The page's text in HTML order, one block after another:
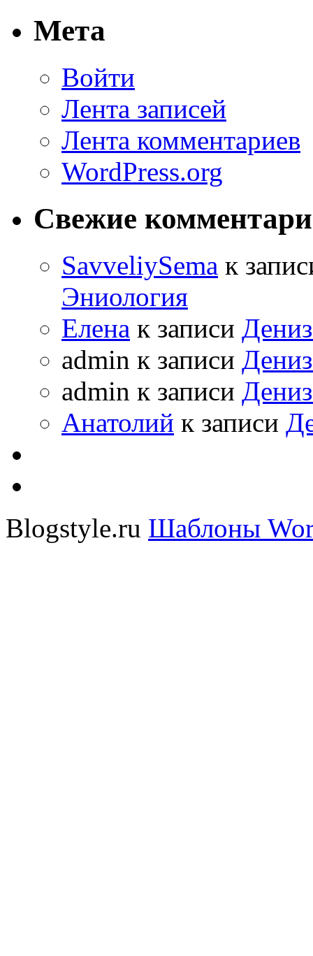
Мета
Войти
Лента записей
Лента комментариев
WordPress.org
Свежие
SavveliySema к
Эниология
Елена к записи
admin к записи
admin к записи
Анатолий к записи
Blogstyle.ru Шаблоны